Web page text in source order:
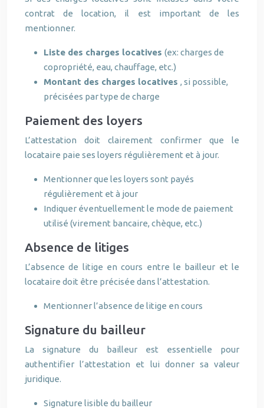
contrat de location, il est important de les
mentionner.
Liste des charges locatives (ex: charges de
copropriété, eau, chauffage, etc.)
Montant des charges locatives , si possible,
précisées par type de charge
Paiement des loyers
L’attestation doit clairement confirmer que le
locataire paie ses loyers régulièrement et à jour.
Mentionner que les loyers sont payés
régulièrement et à jour
Indiquer éventuellement le mode de paiement
utilisé (virement bancaire, chèque, etc.)
Absence de litiges
L’absence de litige en cours entre le bailleur et le
locataire doit être précisée dans l’attestation.
Mentionner l’absence de litige en cours
Signature du bailleur
La signature du bailleur est essentielle pour
authentifier l’attestation et lui donner sa valeur
juridique.
Signature lisible du bailleur